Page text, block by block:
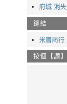
府城 消
鏈結
米厝商行
按個【讚